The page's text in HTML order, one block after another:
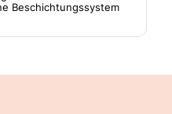
Beschichtungssystem